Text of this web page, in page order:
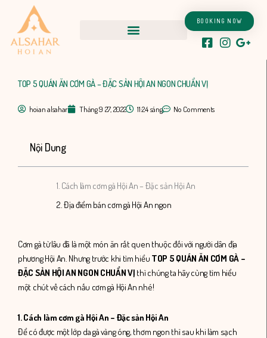
dung
BOOKING NOW
TOP 5 QUÁN ĂN CƠM GÀ – ĐẶC SẢN HỘI AN NGON CHUẨN VỊ
hoian alsahar Tháng 9 27, 2022 11:24 sáng No Comments
Nội Dung
1. Cách làm cơm gà Hội An – Đặc sản Hội An
2. Địa điểm bán cơm gà Hội An ngon
Cơm gà từ lâu đã là một món ăn rất quen thuộc đối với người dân địa
phương Hội An. Nhưng trước khi tìm hiểu TOP 5 QUÁN ĂN CƠM GÀ –
ĐẶC SẢN HỘI AN NGON CHUẨN VỊ thì chúng ta hãy cùng tìm hiểu
một chút về cách nấu cơm gà Hội An nhé!
1. Cách làm cơm gà Hội An – Đặc sản Hội An
Để có được một lớp da gà vàng óng, thơm ngon thì sau khi làm sạch